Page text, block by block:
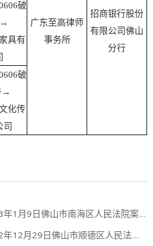
广东至高律师
事务所
招商银行股份
有限公司佛山
分行
破
具有
破
→
化传
司
月9日佛山市南海区人民法院案件摇珠结果
月29日佛山市顺德区人民法院案件摇珠结果